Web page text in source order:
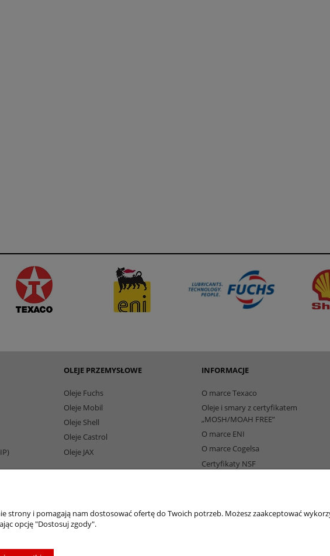
OLEJE PRZEMYSŁOWE
Oleje Fuchs
Oleje Mobil
Oleje Shell
Oleje Castrol
Oleje JAX
INFORMACJE
O marce Texaco
Oleje i smary z certyfikatem
„MOSH/MOAH FREE”
O marce ENI
O marce Cogelsa
Certyfikaty NSF
strony i pomagają nam dostosować ofertę do Twoich potrzeb. Możesz zaakceptować
opcję "Dostosuj zgody".